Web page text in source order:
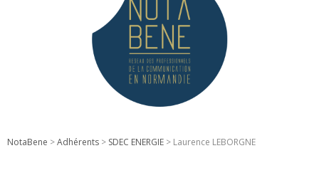
NotaBene >Adhérents > SDEC ENERGIE > Laurence LEBORGNE